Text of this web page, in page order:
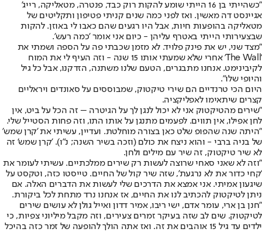
"כשהייתי בן 16 הייתי שומע להקות רוק כבד, פנטרה, מטאליקה, רייג'
אגיינסט דה מאשין. ואז לפני כמה שנים קניתי פטיפון ותקליטים של
מטאליקה בהופעות חיות, אבל היו רגעים שהם כאבו לי באוזן. להקות
שבצעירותי הייתי באטרף עליהן - כיום אני אומר 'כמה רעש'.
"מצד שני, יש את פינק פלויד. לא מזמן שכבתי פה על הספה ושמתי את
'The Wall' אחרי שלא שמעתי אותו 15 שנה - וזה העיף לי את המוח
לקיבינימט. אנחנו מתבגרים, הטעם שלנו משתנה, הזדקנו, אבל כל גיל
והיופי שלו".
היום הכי טרנדיים הם שירי טיקטוק, שמבוססים על סאונדים ויראליים
קצרים שיתאימו לאפליקציה.
"שירים מהטיקטוק אני לא יכול לנגן לך על הגיטרה – זה הכל על ביט, אין
לחן אפילו, אין תווים. לפעמים מתנגן על אותו התו, וזה פחות הסטייל שלי.
"היתה שנה שהפופ שלט כאן בצורה מוחלטת. ועדיין, עשיתי את 'קרן שמש'
של בניה ברבי - והוא ניצח את כולם (וזכה בשיר השנה; נ"ו). 'קרן שמש' זה
לא שיר טיקטוק, זה שיר עם מילים ולחן.
"וזה לא שאני סאחי שרוצה לעשות רק שירים ממלכתיים. עשיתי לעומר את
'קחי כדור את לא נרגעת', שזה שיר קול של החיים. טייסטו כזה, וטקסט על
שיגעון אמיתי. אני אמצא את הדרכים שלי לעשות את הדברים האלה. אם
ניתן לטיקטוק להכתיב לנו את החיים, אז אנחנו נרד מתחת לכל ביקורת.
"חנן בן ארי, עומר אדם, ישי ריבו, אמיר דדון ואייל גולן לא עושים שירים
לטיקטוק. שים לב שזה בעיקר זמרים צעירים, וזה מקבל מיליוני צפיות, כי
ילדים עד גיל 15 אוהבים את זה. ואז אתה הולך להופעה של זמר כזה בהיכל